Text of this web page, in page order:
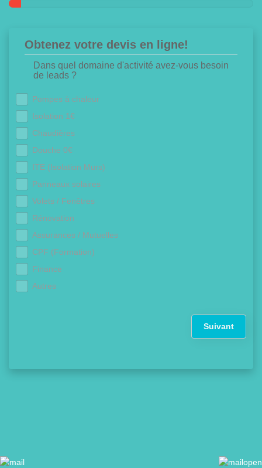
Obtenez votre devis en ligne!
Dans quel domaine d'activité avez-vous besoin
de leads ?
Pompes à chaleur
Isolation 1€
Chaudières
Douche 0€
ITE (Isolation Murs)
Panneaux solaires
Volets / Fenêtres
Rénovation
Assurances / Mutuelles
CPF (Formation)
Finance
Autres
Suivant